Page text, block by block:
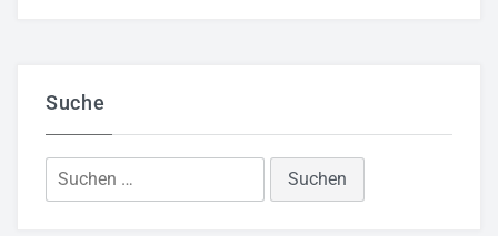
Suche
Suchen
nach: